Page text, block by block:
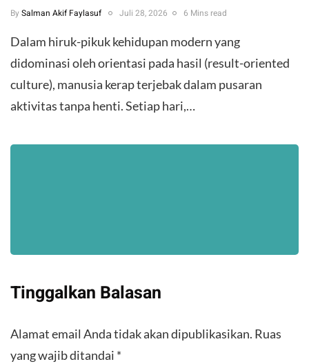
By Salman Akif Faylasuf Juli 28, 2026 6 Mins read
Dalam hiruk-pikuk kehidupan modern yang
didominasi oleh orientasi pada hasil (result-oriented
culture), manusia kerap terjebak dalam pusaran
aktivitas tanpa henti. Setiap hari,…
Tinggalkan Balasan
Alamat email Anda tidak akan dipublikasikan. Ruas
yang wajib ditandai *